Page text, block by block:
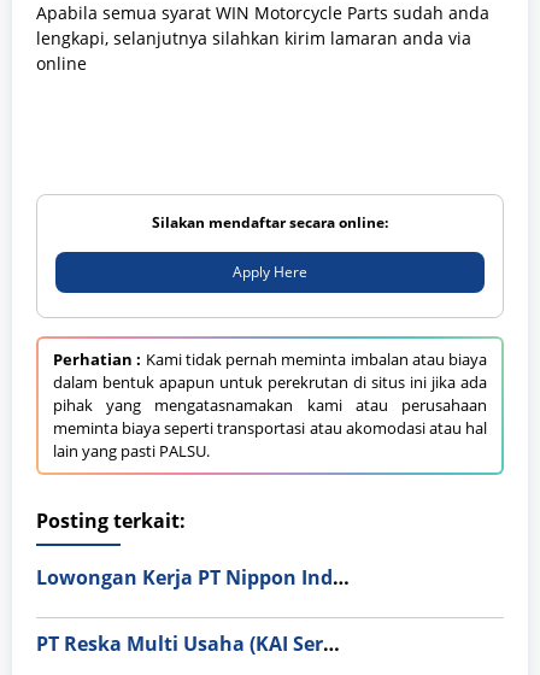
Apabila semua syarat WIN Motorcycle Parts sudah anda
lengkapi, selanjutnya silahkan kirim lamaran anda via
online
Silakan mendaftar secara online:
Apply Here
Perhatian : Kami tidak pernah meminta imbalan atau biaya
dalam bentuk apapun untuk perekrutan di situs ini jika ada
pihak yang mengatasnamakan kami atau perusahaan
meminta biaya seperti transportasi atau akomodasi atau hal
lain yang pasti PALSU.
Posting terkait:
Lowongan Kerja PT Nippon Indosari Corpindo Tbk. Bulan Agustus 2026
PT Reska Multi Usaha (KAI Services)